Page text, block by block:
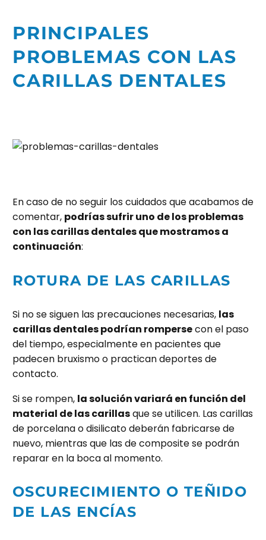
PRINCIPALES
PROBLEMAS CON LAS
CARILLAS DENTALES
En caso de no seguir los cuidados que acabamos de
comentar, podrías sufrir uno de los problemas
con las carillas dentales que mostramos a
continuación:
ROTURA DE LAS CARILLAS
Si no se siguen las precauciones necesarias, las
carillas dentales podrían rompersecon el paso
del tiempo, especialmente en pacientes que
padecen bruxismo o practican deportes de
contacto.
Si se rompen, la solución variará en función del
material de las carillasque se utilicen. Las carillas
de porcelana o disilicato deberán fabricarse de
nuevo, mientras que las de composite se podrán
reparar en la boca al momento.
OSCURECIMIENTO O TEÑIDO
DE LAS ENCÍAS